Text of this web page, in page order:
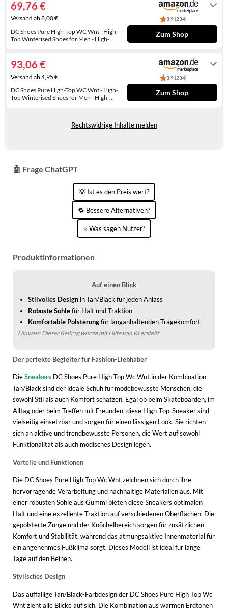
KINDERSCHUHE
LAUFSCHUHE
PANTOLETTEN
PUMPS
SCHUHZUBEHÖR
STIEFEL
STIEFELETTEN
TREKKINGSANDALEN
WINTERSCHUHE
STRANDTASCHEN
TASCHEN-ZUBEHÖR
DC Shoes Pure High-Top WC Wnt - High-
Top Winterised Shoes for Men - High-
3,9 (234)
69,76 €
Versand ab 8,00 €
Zum Shop
DC Shoes Pure High-Top WC Wnt - High-
Top Winterised Shoes for Men - High-
3,9 (234)
93,06 €
Versand ab 4,95 €
Zum Shop
Rechtswidrige Inhalte melden
🤖 Frage ChatGPT
💡 Ist es den Preis wert?
🔁 Bessere Alternativen?
⭐ Was sagen Nutzer?
Produktinformationen
Auf einen Blick
Stilvolles Design in Tan/Black für jeden Anlass
Robuste Sohlefür Halt und Traktion
Komfortable Polsterungfür langanhaltenden Tragekomfort
Hinweis: Dieser Beitrag wurde mit Hilfe von KI erstellt
Der perfekte Begleiter für Fashion-Liebhaber
DieSneakers DC Shoes Pure High Top Wc Wnt in der Kombination
Tan/Black sind der ideale Schuh für modebewusste Menschen, die
sowohl Stil als auch Komfort schätzen. Egal ob beim Skateboarden, im
Alltag oder beim Treffen mit Freunden, diese High-Top-Sneaker sind
vielseitig einsetzbar und sorgen für einen lässigen Look. Sie richten
sich an aktive und trendbewusste Personen, die Wert auf sowohl
Funktionalität als auch modisches Design legen.
Vorteile und Funktionen
Die DC Shoes Pure High Top Wc Wnt zeichnen sich durch ihre
hervorragende Verarbeitung und nachhaltige Materialien aus. Mit
einer robusten Sohle aus Gummi bieten diese Sneakers optimalen
Halt und eine exzellente Traktion auf verschiedenen Oberflächen. Die
gepolsterte Zunge und der Knöchelbereich sorgen für zusätzlichen
Komfort und Stabilität, während das atmungsaktive Innenmaterial für
ein angenehmes Fußklima sorgt. Dieses Modell ist ideal für lange
Tage auf den Beinen.
Stylisches Design
Das auffällige Tan/Black-Farbdesign der DC Shoes Pure High Top Wc
Wnt zieht alle Blicke auf sich. Die Kombination aus warmen Erdtönen